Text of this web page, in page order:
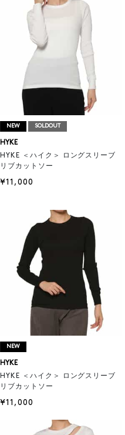
NEW SOLDOUT
HYKE
HYKE ＜ハイク＞ ロングスリーブ
リブカットソー
¥11,000
NEW
HYKE
HYKE ＜ハイク＞ ロングスリーブ
リブカットソー
¥11,000